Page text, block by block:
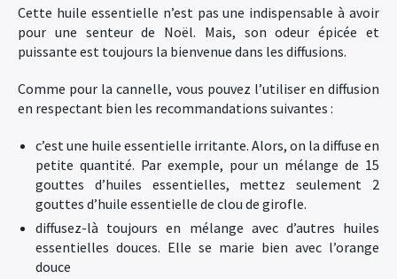
Cette huile essentielle n’est pas une indispensable à avoir
pour une senteur de Noël. Mais, son odeur épicée et
puissante est toujours la bienvenue dans les diffusions.
Comme pour la cannelle, vous pouvez l’utiliser en diffusion
en respectant bien les recommandations suivantes :
c’est une huile essentielle irritante. Alors, on la diffuse en
petite quantité. Par exemple, pour un mélange de 15
gouttes d’huiles essentielles, mettez seulement 2
gouttes d’huile essentielle de clou de girofle.
diffusez-là toujours en mélange avec d’autres huiles
essentielles douces. Elle se marie bien avec l’orange
douce